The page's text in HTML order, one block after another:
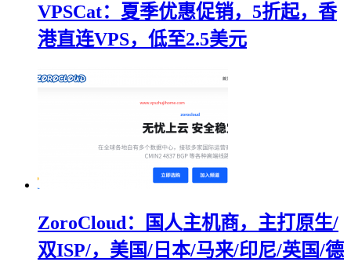
VPSCat：夏季优惠促销，5折起，香
港直连VPS，低至2.5美元
ZoroCloud：国人主机商，主打原生/
双ISP/，美国/日本/马来/印尼/英国/德